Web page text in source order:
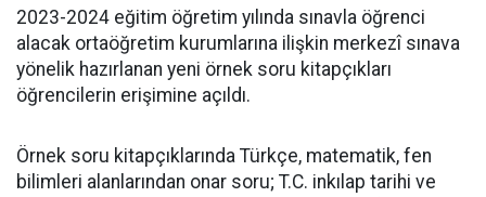
2023-2024 eğitim öğretim yılında sınavla öğrenci
alacak ortaöğretim kurumlarına ilişkin merkezî sınava
yönelik hazırlanan yeni örnek soru kitapçıkları
öğrencilerin erişimine açıldı.
Örnek soru kitapçıklarında Türkçe, matematik, fen
bilimleri alanlarından onar soru; T.C. inkılap tarihi ve